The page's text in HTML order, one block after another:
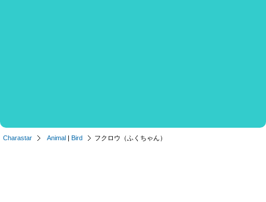
Charastar Animal | Bird フクロウ（ふくちゃん）